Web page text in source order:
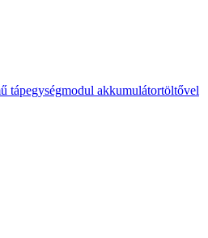
tápegységmodul akkumulátortöltővel